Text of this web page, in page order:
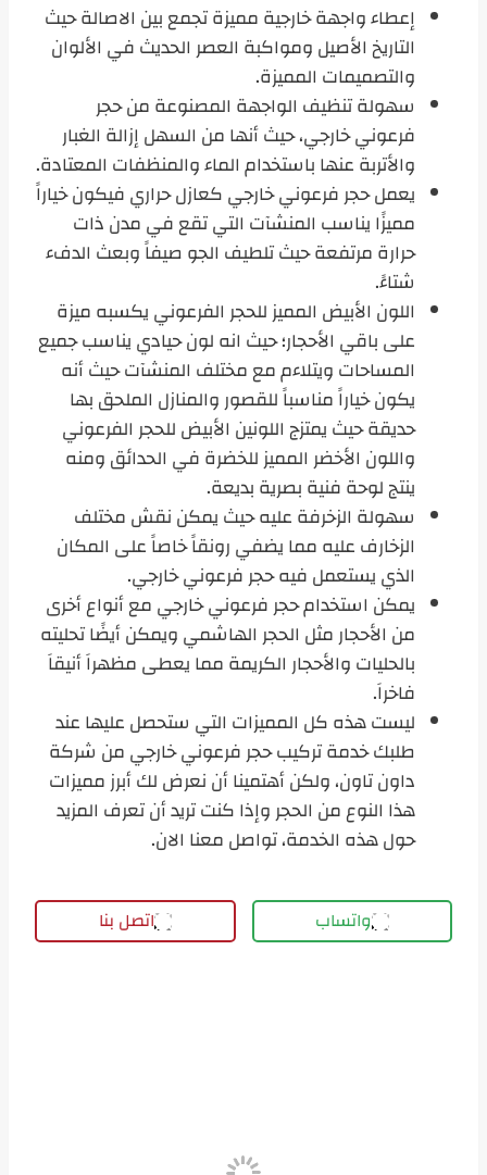
إعطاء واجهة خارجية مميزة تجمع بين الاصالة حيث
التاريخ الأصيل ومواكبة العصر الحديث في الألوان
والتصميمات المميزة.
سهولة تنظيف الواجهة المصنوعة من حجر
فرعوني خارجي، حيث أنها من السهل إزالة الغبار
والأتربة عنها باستخدام الماء والمنظفات المعتادة.
يعمل حجر فرعوني خارجي كعازل حراري فيكون خياراً
مميزًا يناسب المنشآت التي تقع في مدن ذات
حرارة مرتفعة حيث تلطيف الجو صيفاً وبعث الدفء
شتاءً.
اللون الأبيض المميز للحجر الفرعوني يكسبه ميزة
على باقي الأحجار؛ حيث انه لون حيادي يناسب جميع
المساحات ويتلاءم مع مختلف المنشآت حيث أنه
يكون خياراً مناسباً للقصور والمنازل الملحق بها
حديقة حيث يمتزج اللونين الأبيض للحجر الفرعوني
واللون الأخضر المميز للخضرة في الحدائق ومنه
ينتج لوحة فنية بصرية بديعة.
سهولة الزخرفة عليه حيث يمكن نقش مختلف
الزخارف عليه مما يضفي رونقاً خاصاً على المكان
الذي يستعمل فيه حجر فرعوني خارجي.
يمكن استخدام حجر فرعوني خارجي مع أنواع أخرى
من الأحجار مثل الحجر الهاشمي ويمكن أيضًا تحليته
بالحليات والأحجار الكريمة مما يعطى مظهراَ أنيقاَ
فاخراَ.
ليست هذه كل المميزات التي ستحصل عليها عند
طلبك خدمة تركيب حجر فرعوني خارجي من شركة
داون تاون، ولكن أهتمينا أن نعرض لك أبرز مميزات
هذا النوع من الحجر وإذا كنت تريد أن تعرف المزيد
حول هذه الخدمة، تواصل معنا الان.
واتساب اتصل بنا